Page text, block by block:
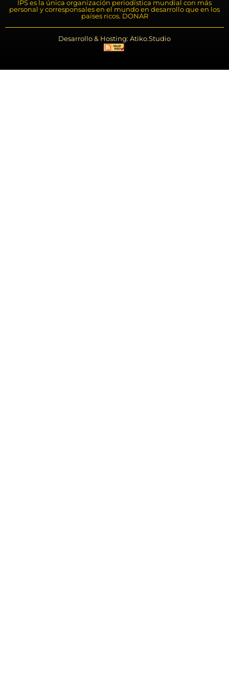
IPS es la única organización periodística mundial con más
personal y corresponsales en el mundo en desarrollo que en los
países ricos. DONAR
Desarrollo & Hosting: Atiko.Studio